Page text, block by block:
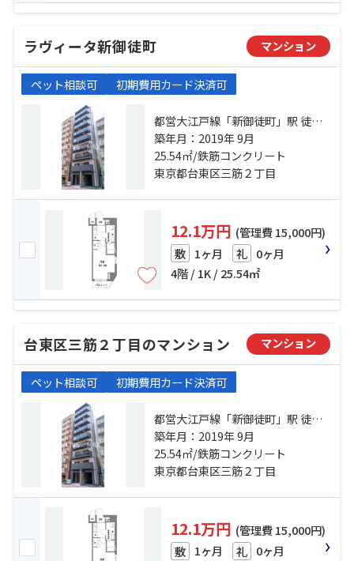
ラヴィータ新御徒町 マンション
ペット相談可 初期費用カード決済可
都営大江戸線「新御徒町」駅 徒歩5
分 銀座線「田原町」駅 徒歩5分 都
営浅草線「蔵前」駅 徒歩7分
築年月：2019年 9月
25.54㎡/鉄筋コンクリート
東京都台東区三筋２丁目
12.1万円 (管理費 15,000円)
敷 1ヶ月 礼 0ヶ月
4階 / 1K / 25.54㎡
台東区三筋２丁目のマンション マンション
ペット相談可 初期費用カード決済可
都営大江戸線「新御徒町」駅 徒歩5
分 銀座線「田原町」駅 徒歩5分 都
営浅草線「蔵前」駅 徒歩7分
築年月：2019年 9月
25.54㎡/鉄筋コンクリート
東京都台東区三筋２丁目
12.1万円 (管理費 15,000円)
敷 1ヶ月 礼 0ヶ月